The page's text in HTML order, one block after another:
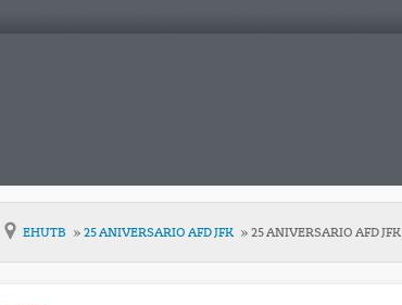
EHUTB 25 ANIVERSARIO AFD JFK 25 ANIVERSARIO AFD JFK